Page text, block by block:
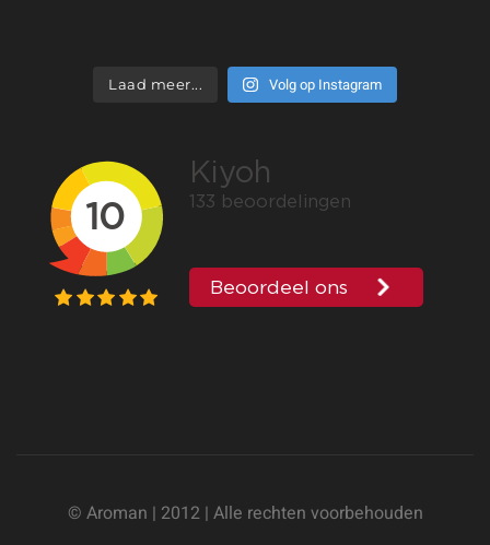
Laad meer... Volg op Instagram
© Aroman | 2012 | Alle rechten voorbehouden